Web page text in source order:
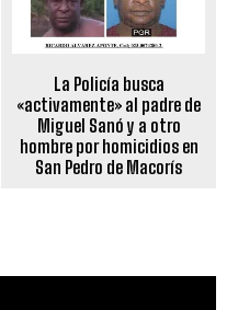
La Policía busca
«activamente» al padre de
Miguel Sanó y a otro
hombre por homicidios en
San Pedro de Macorís